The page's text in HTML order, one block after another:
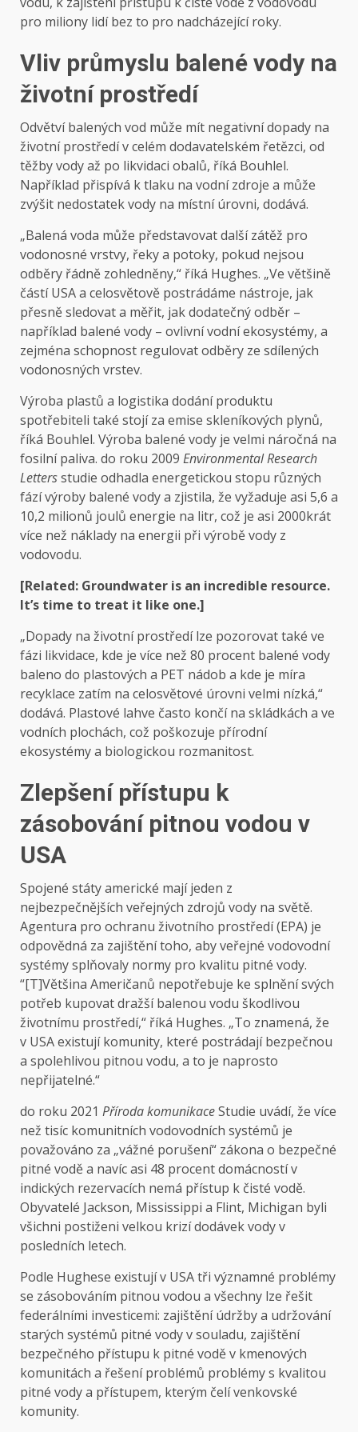
pro miliony lidí bez to pro nadcházející roky.
Vliv průmyslu balené vody na
životní prostředí
Odvětví balených vod může mít negativní dopady na
životní prostředí v celém dodavatelském řetězci, od
těžby vody až po likvidaci obalů, říká Bouhlel.
Například přispívá k tlaku na vodní zdroje a může
zvýšit nedostatek vody na místní úrovni, dodává.
„Balená voda může představovat další zátěž pro
vodonosné vrstvy, řeky a potoky, pokud nejsou
odběry řádně zohledněny,“ říká Hughes. „Ve většině
částí USA a celosvětově postrádáme nástroje, jak
přesně sledovat a měřit, jak dodatečný odběr –
například balené vody – ovlivní vodní ekosystémy, a
zejména schopnost regulovat odběry ze sdílených
vodonosných vrstev.
Výroba plastů a logistika dodání produktu
spotřebiteli také stojí za emise skleníkových plynů,
říká Bouhlel. Výroba balené vody je velmi náročná na
fosilní paliva. do roku 2009 Environmental Research
Lettersstudie odhadla energetickou stopu různých
fází výroby balené vody a zjistila, že vyžaduje asi 5,6 a
10,2 milionů joulů energie na litr, což je asi 2000krát
více než náklady na energii při výrobě vody z
vodovodu.
[Related: Groundwater is an incredible resource.
It’s time to treat it like one.]
„Dopady na životní prostředí lze pozorovat také ve
fázi likvidace, kde je více než 80 procent balené vody
baleno do plastových a PET nádob a kde je míra
recyklace zatím na celosvětové úrovni velmi nízká,“
dodává. Plastové lahve často končí na skládkách a ve
vodních plochách, což poškozuje přírodní
ekosystémy a biologickou rozmanitost.
Zlepšení přístupu k
zásobování pitnou vodou v
USA
Spojené státy americké mají jeden z
nejbezpečnějších veřejných zdrojů vody na světě.
Agentura pro ochranu životního prostředí (EPA) je
odpovědná za zajištění toho, aby veřejné vodovodní
systémy splňovaly normy pro kvalitu pitné vody.
“[T]Většina Američanů nepotřebuje ke splnění svých
potřeb kupovat dražší balenou vodu škodlivou
životnímu prostředí,“ říká Hughes. „To znamená, že
v USA existují komunity, které postrádají bezpečnou
a spolehlivou pitnou vodu, a to je naprosto
nepřijatelné.“
do roku 2021 Příroda komunikaceStudie uvádí, že více
než tisíc komunitních vodovodních systémů je
považováno za „vážné porušení“ zákona o bezpečné
pitné vodě a navíc asi 48 procent domácností v
indických rezervacích nemá přístup k čisté vodě.
Obyvatelé Jackson, Mississippi a Flint, Michigan byli
všichni postiženi velkou krizí dodávek vody v
posledních letech.
Podle Hughese existují v USA tři významné problémy
se zásobováním pitnou vodou a všechny lze řešit
federálními investicemi: zajištění údržby a udržování
starých systémů pitné vody v souladu, zajištění
bezpečného přístupu k pitné vodě v kmenových
komunitách a řešení problémů problémy s kvalitou
pitné vody a přístupem, kterým čelí venkovské
komunity.